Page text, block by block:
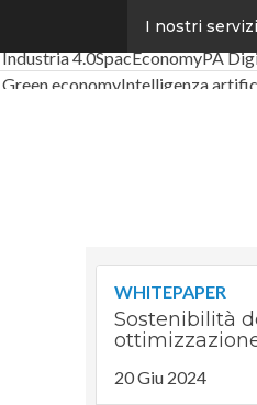
I nostri servizi
Digital Economy
Industria 4.0SpacEconomyPA
Green economyIntelligenza
WHITEPAPER
Sostenibilità
20 Giu 2024